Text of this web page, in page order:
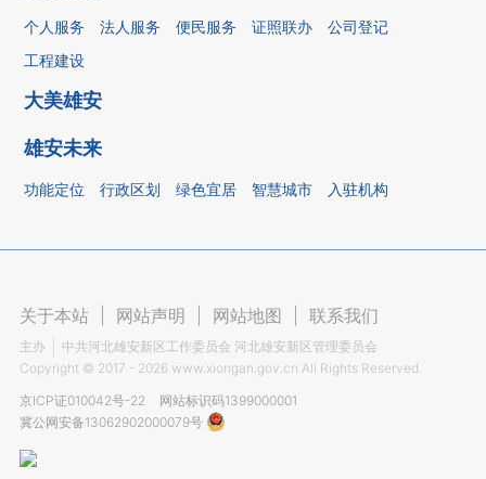
个人服务 法人服务 便民服务 证照联办
公司登记
工程建设
大美雄安
雄安未来
功能定位 行政区划 绿色宜居 智慧城市 入驻机构
关于本站 网站声明 网站地图 联系我们
主办
中共河北雄安新区工作委员会 河北雄安新区管理委员会
Copyright © 2017 - 2026 www.xiongan.gov.cn All Rights Reserved.
京ICP证010042号-22
网站标识码1399000001
冀公网安备13062902000079号